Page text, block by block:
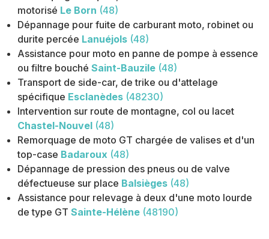
motorisé Le Born (48)
Dépannage pour fuite de carburant moto, robinet ou
durite percée Lanuéjols (48)
Assistance pour moto en panne de pompe à essence
ou filtre bouché Saint-Bauzile (48)
Transport de side-car, de trike ou d'attelage
spécifique Esclanèdes (48230)
Intervention sur route de montagne, col ou lacet
Chastel-Nouvel (48)
Remorquage de moto GT chargée de valises et d'un
top-case Badaroux (48)
Dépannage de pression des pneus ou de valve
défectueuse sur place Balsièges (48)
Assistance pour relevage à deux d'une moto lourde
de type GT Sainte-Hélène (48190)